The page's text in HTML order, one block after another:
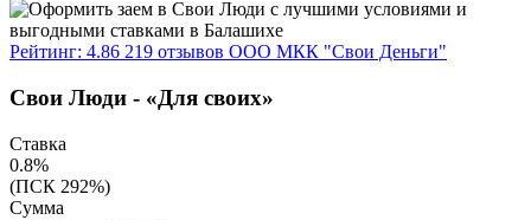
Рейтинг: 4.86 219 отзывов ООО МКК "Свои Деньги"
Свои Люди - «Для своих»
Ставка
0.8%
(ПСК 292%)
Сумма